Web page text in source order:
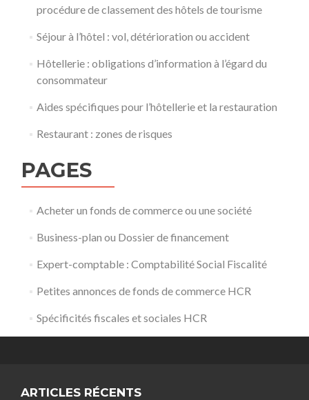
procédure de classement des hôtels de tourisme
Séjour à l’hôtel : vol, détérioration ou accident
Hôtellerie : obligations d’information à l’égard du
consommateur
Aides spécifiques pour l’hôtellerie et la restauration
Restaurant : zones de risques
PAGES
Acheter un fonds de commerce ou une société
Business-plan ou Dossier de financement
Expert-comptable : Comptabilité Social Fiscalité
Petites annonces de fonds de commerce HCR
Spécificités fiscales et sociales HCR
ARTICLES RÉCENTS